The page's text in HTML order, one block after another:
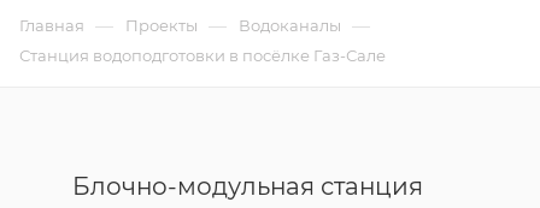
Главная — Проекты — Водоканалы —
Станция водоподготовки в поcёлке Газ-Сале
Блочно-модульная станция